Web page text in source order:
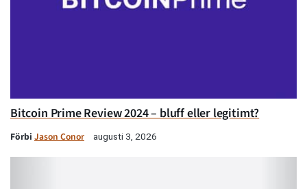
Bitcoin Prime Review 2024 – bluff eller legitimt?
Förbi Jason Conor augusti 3, 2026